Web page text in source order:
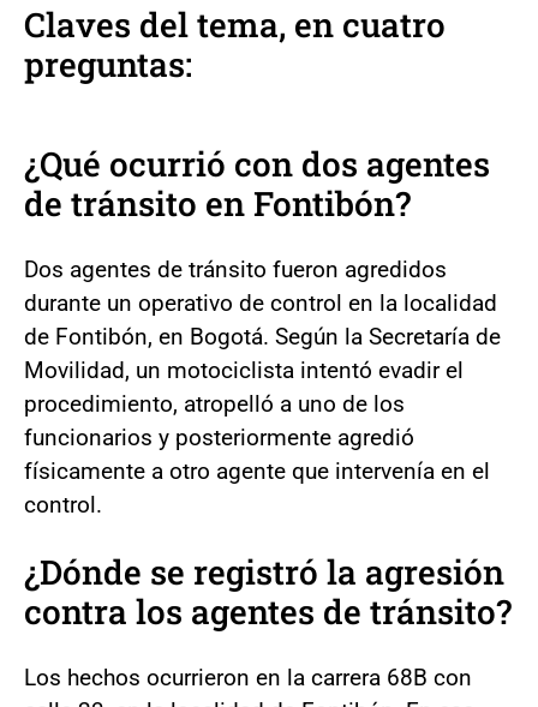
Claves del tema, en cuatro
preguntas:
¿Qué ocurrió con dos agentes
de tránsito en Fontibón?
Dos agentes de tránsito fueron agredidos
durante un operativo de control en la localidad
de Fontibón, en Bogotá. Según la Secretaría de
Movilidad, un motociclista intentó evadir el
procedimiento, atropelló a uno de los
funcionarios y posteriormente agredió
físicamente a otro agente que intervenía en el
control.
¿Dónde se registró la agresión
contra los agentes de tránsito?
Los hechos ocurrieron en la carrera 68B con